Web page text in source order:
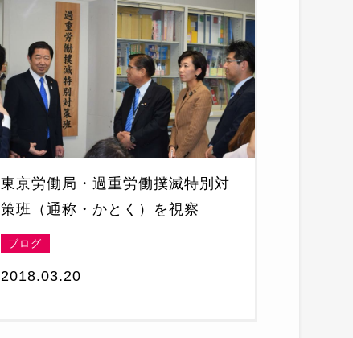
東京労働局・過重労働撲滅特別対
策班（通称・かとく）を視察
ブログ
2018.03.20